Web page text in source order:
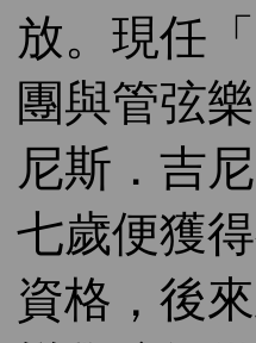
放。現任
團與管弦
尼斯．吉
七歲便獲
資格，後